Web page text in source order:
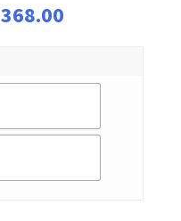
368.00
$ 18.00